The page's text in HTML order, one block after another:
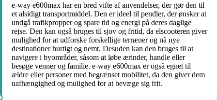
e-way e600max har en bred vifte af anvendelser, der gør den til
et alsidigt transportmiddel. Den er ideel til pendler, der ønsker at
undgå trafikpropper og spare tid og energi på deres daglige
rejse. Den kan også bruges til sjov og fritid, da elscooteren giver
mulighed for at udforske forskellige terræner og nå nye
destinationer hurtigt og nemt. Desuden kan den bruges til at
navigere i byområder, såsom at løbe ærinder, handle eller
besøge venner og familie. e-way e600max er også egnet til
ældre eller personer med begrænset mobilitet, da den giver dem
uafhængighed og mulighed for at bevæge sig frit.